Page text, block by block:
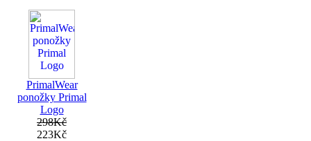
PrimalWear
ponožky Primal
Logo
298Kč
223Kč